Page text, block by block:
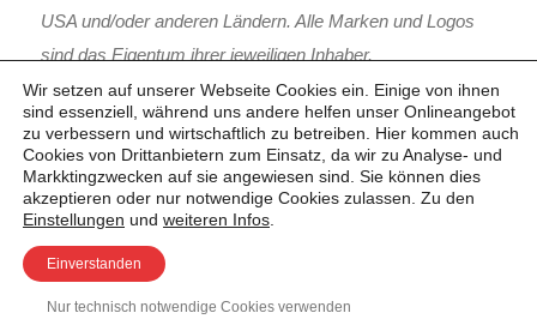
USA und/oder anderen Ländern. Alle Marken und Logos
sind das Eigentum ihrer jeweiligen Inhaber.
Zur Startseite von FUENF-G|Mehr über Quanta Cloud
Technology|Impressum
Wir setzen auf unserer Webseite Cookies ein. Einige von ihnen
sind essenziell, während uns andere helfen unser Onlineangebot
zu verbessern und wirtschaftlich zu betreiben. Hier kommen auch
Cookies von Drittanbietern zum Einsatz, da wir zu Analyse- und
Markktingzwecken auf sie angewiesen sind. Sie können dies
akzeptieren oder nur notwendige Cookies zulassen. Zu den
Einstellungen und weiteren Infos
Einverstanden
Nur technisch notwendige Cookies verwenden